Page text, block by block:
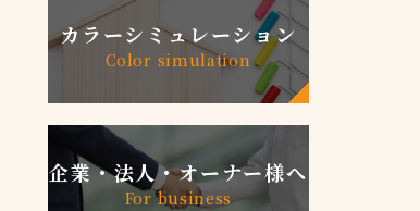
カラーシミュレーション
Color simulation
企業・法人・オーナー様へ
For business